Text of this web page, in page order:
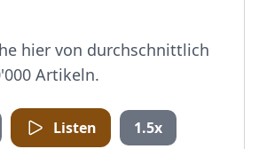
hier von durchschnittlich
Artikeln.
Listen 1.5x